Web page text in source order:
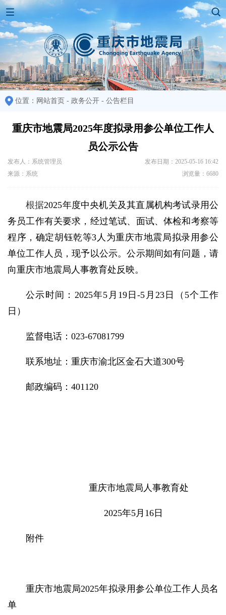
位置： 网站首页 - 政务公开 - 公告栏目
重庆市地震局2025年度拟录用参公单位工作人
员公示公告
发布人：系统管理员
发布日期：2025-05-16 16:42
来源：系统
浏览量：6680
根据2025年度中央机关及其直属机构考试录用公
务员工作有关要求，经过笔试、面试、体检和考察等
程序，确定胡钰乾等3人为重庆市地震局拟录用参公
单位工作人员，现予以公示。公示期间如有问题，请
向重庆市地震局人事教育处反映。
公示时间：2025年5月19日-5月23日（5个工作
日）
监督电话：023-67081799
联系地址：重庆市渝北区金石大道300号
邮政编码：401120
重庆市地震局人事教育处
2025年5月16日
附件
重庆市地震局2025年拟录用参公单位工作人员名
单